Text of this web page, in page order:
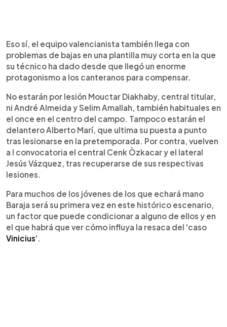
Eso sí, el equipo valencianista también llega con
problemas de bajas en una plantilla muy corta en la que
su técnico ha dado desde que llegó un enorme
protagonismo a los canteranos para compensar.
No estarán por lesión Mouctar Diakhaby, central titular,
ni André Almeida y Selim Amallah, también habituales en
el once en el centro del campo. Tampoco estarán el
delantero Alberto Marí, que ultima su puesta a punto
tras lesionarse en la pretemporada. Por contra, vuelven
a l convocatoria el central Cenk Özkacar y el lateral
Jesús Vázquez, tras recuperarse de sus respectivas
lesiones.
Para muchos de los jóvenes de los que echará mano
Baraja será su primera vez en este histórico escenario,
un factor que puede condicionar a alguno de ellos y en
el que habrá que ver cómo influya la resaca del 'caso
Vinicius'.